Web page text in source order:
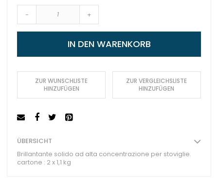
- +
IN DEN WARENKORB
ZUR WUNSCHLISTE
HINZUFÜGEN
ZUR VERGLEICHSLISTE
HINZUFÜGEN
ÜBERSICHT
Brillantante solido ad alta concentrazione per stoviglie.
cartone : 2 x 1,1 kg